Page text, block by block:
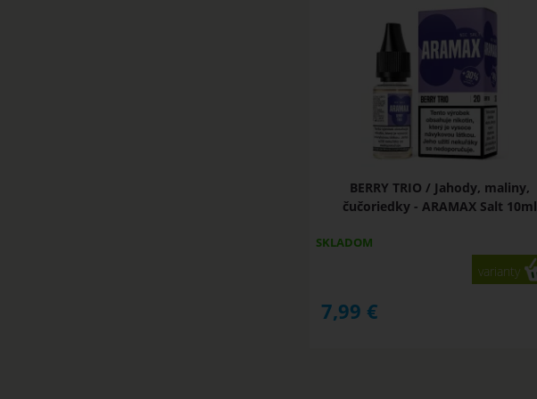
BERRY TRIO / Jahody, maliny,
čučoriedky - ARAMAX Salt 10ml
SKLADOM
varianty
7,99 €